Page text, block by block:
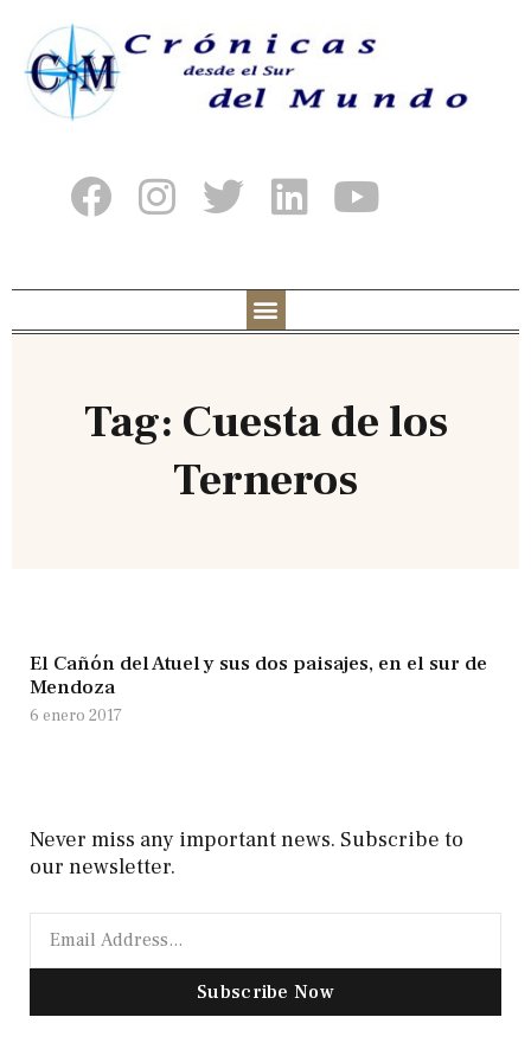
Tag: Cuesta de los
Terneros
El Cañón del Atuel y sus dos paisajes, en el sur de
Mendoza
6 enero 2017
Never miss any important news. Subscribe to
our newsletter.
Subscribe Now